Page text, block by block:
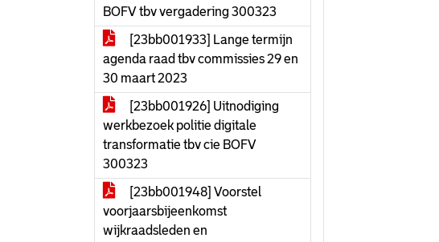
BOFV tbv vergadering 300323
[23bb001933] Lange termijn
agenda raad tbv commissies 29 en
30 maart 2023
[23bb001926] Uitnodiging
werkbezoek politie digitale
transformatie tbv cie BOFV
300323
[23bb001948] Voorstel
voorjaarsbijeenkomst
wijkraadsleden en